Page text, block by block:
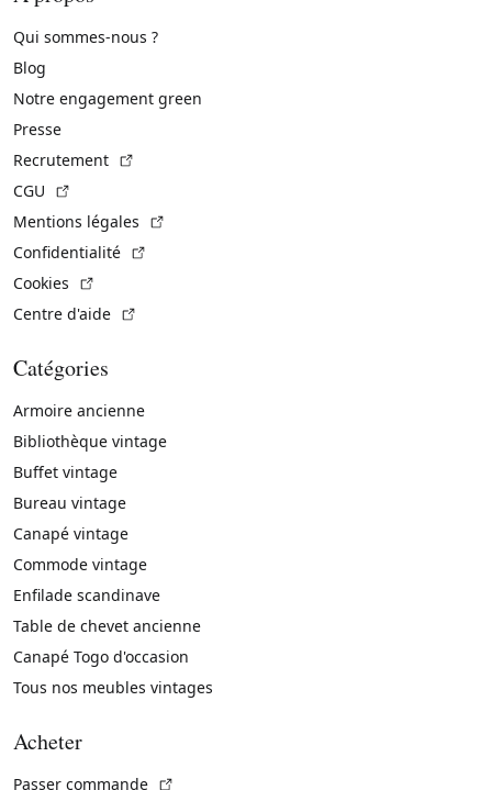
Qui sommes-nous ?
Blog
Notre engagement green
Presse
Recrutement
CGU
Mentions légales
Confidentialité
Cookies
Centre d'aide
Catégories
Armoire ancienne
Bibliothèque vintage
Buffet vintage
Bureau vintage
Canapé vintage
Commode vintage
Enfilade scandinave
Table de chevet ancienne
Canapé Togo d'occasion
Tous nos meubles vintages
Acheter
Passer commande